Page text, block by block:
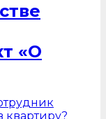
«О